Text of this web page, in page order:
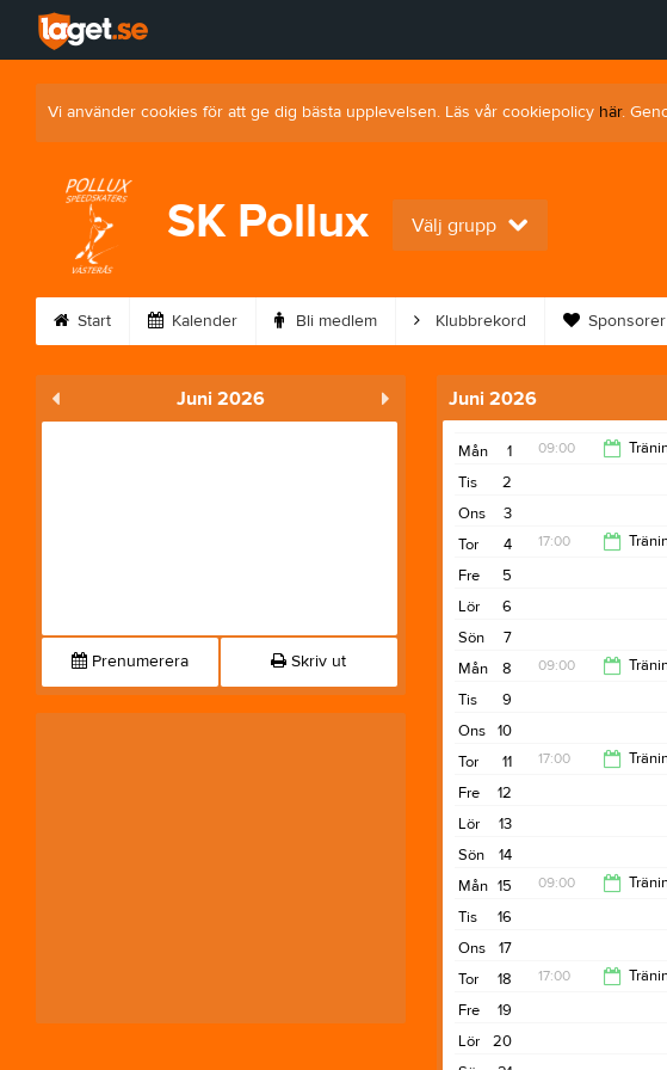
Vi använder cookies för att ge dig bästa upplevelsen. Läs vår cookiepolicy här.
SK Pollux Välj grupp
Start Kalender Bli medlem Klubbrekord Sponsorer
Juni 2026
Prenumerera Skriv ut
Juni 2026
1
Mån 09:00
2
Tis
3
Ons
4
Tor 17:00
5
Fre
6
Lör
7
Sön
8
Mån 09:00
9
Tis
10
Ons
11
Tor 17:00
12
Fre
13
Lör
14
Sön
15
Mån 09:00
16
Tis
17
Ons
18
Tor 17:00
19
Fre
20
Lör